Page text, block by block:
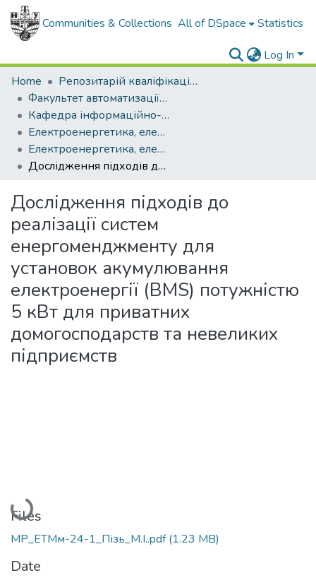
Communities & Collections All of DSpace Statistics
Log In
Home
Репозитарій кваліфікаційних робіт здобувачів вищої освіти
Факультет автоматизації та енергетики
Кафедра інформаційно-вимірювальних технологій та енергетичного менеджменту
Електроенергетика, електротехніка та електромеханіка (рівень магістр)
Електроенергетика, електротехніка та електромеханіка (рівень магістр) 2025
Дослідження підходів до реалізації систем енергоменджменту для установок акумулювання електроенергії (BMS) потужністю 5 кВт для приватних домогосподарств та невеликих підприємств
Дослідження підходів до
реалізації систем
енергоменджменту для
установок акумулювання
електроенергії (BMS) потужністю
5 кВт для приватних
домогосподарств та невеликих
підприємств
Loading...
Files
МР_ЕТМм-24-1_Пізь_М.І..pdf(1.23 MB)
Date